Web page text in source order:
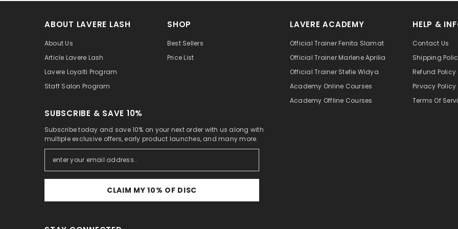
ABOUT LAVERE LASH
About Us
Article Lavere Lash
Lavere Loyalti Program
Staff Salon Program
SHOP
Best Sellers
Price List
LAVERE ACADEMY
Official Trainer Fenita Slamat
Official Trainer Marlene Aprilia
Official Trainer Stefie Widya
Academy Online Courses
Academy Offline Courses
HELP &
Contact Us
Shipping
Refund Policy
Pirvacy Policy
Terms Of
SUBSCRIBE & SAVE 10%
Subscribe today and save 10% on your next order with us along with
multiple exclusive offers, early product launches, and many more.
CLAIM MY 10% OF DISC